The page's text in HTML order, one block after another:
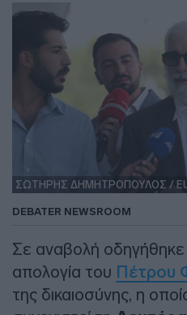
ΣΩΤΗΡΗΣ ΔΗΜΗΤΡΟΠΟΥΛΟΣ /
DEBATER NEWSROOM
Σε αναβολή
απολογία του Πέτρου
της δικαιοσύνης, η